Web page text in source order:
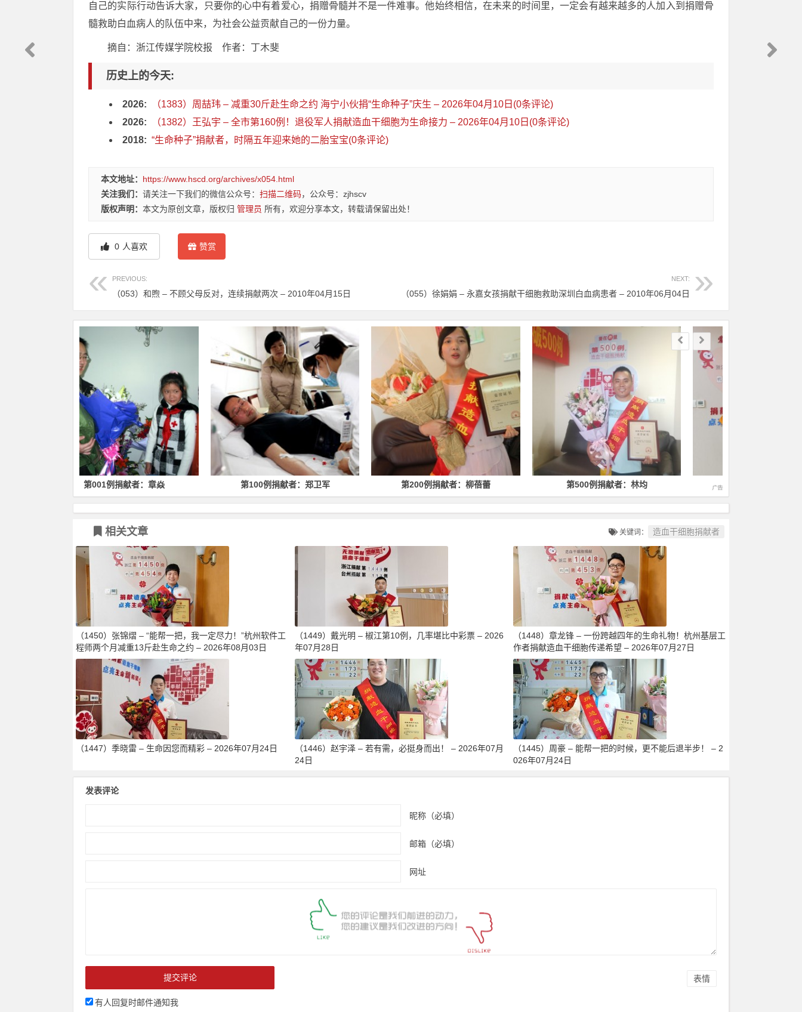
自己的实际行动告诉大家，只要你的心中有着爱心，捐赠骨髓并不是一件难事。他始终相信，在未来的时间里，一定会有越来越多的人加入到捐赠骨
髓救助白血病人的队伍中来，为社会公益贡献自己的一份力量。
摘自：浙江传媒学院校报 作者：丁木斐
历史上的今天:
2026:
（1383）周喆玮 – 减重30斤赴生命之约 海宁小伙捐“生命种子”庆生 – 2026年04月10日(0条评论)
2026:
（1382）王弘宇 – 全市第160例！退役军人捐献造血干细胞为生命接力 – 2026年04月10日(0条评论)
2018: “生命种子”捐献者，时隔五年迎来她的二胎宝宝(0条评论)
本文地址： https://www.hscd.org/archives/x054.html
关注我们： 请关注一下我们的微信公众号： 扫描二维码，公众号：zjhscv
版权声明： 本文为原创文章，版权归 管理员 所有，欢迎分享本文，转载请保留出处！
0 人喜欢 赞赏
PREVIOUS:
（053）和煦 – 不顾父母反对，连续捐献两次 – 2010年04月15日
NEXT:
（055）徐娟娟 – 永嘉女孩捐献干细胞救助深圳白血病患者 – 2010年06月04日
第100例捐献者：郑卫军 第200例捐献者：柳蓓蕾 第500例捐献者：林均 第1000例捐献者：徐毅
相关文章 关键词： 造血干细胞捐献者
（1450）张锦熠 – “能帮一把，我一定尽力！”杭州软件工
程师两个月减重13斤赴生命之约 – 2026年08月03日
（1449）戴光明 – 椒江第10例，几率堪比中彩票 – 2026
年07月28日
（1448）章龙锋 – 一份跨越四年的生命礼物！杭州基层工
作者捐献造血干细胞传递希望 – 2026年07月27日
（1447）季晓雷 – 生命因您而精彩 – 2026年07月24日
（1446）赵宇泽 – 若有需，必挺身而出！ – 2026年07月
24日
（1445）周豪 – 能帮一把的时候，更不能后退半步！ – 2
026年07月24日
发表评论
昵称（必填）
邮箱（必填）
网址
表情
有人回复时邮件通知我